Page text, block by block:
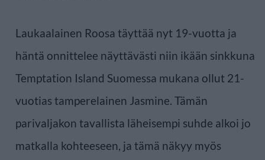
Laukaalainen Roosa täyttää nyt 19-vuotta ja
häntä onnittelee näyttävästi niin ikään sinkkuna
Temptation Island Suomessa mukana ollut 21-
vuotias tamperelainen Jasmine. Tämän
parivaljakon tavallista läheisempi suhde alkoi jo
matkalla kohteeseen, ja tämä näkyy myös